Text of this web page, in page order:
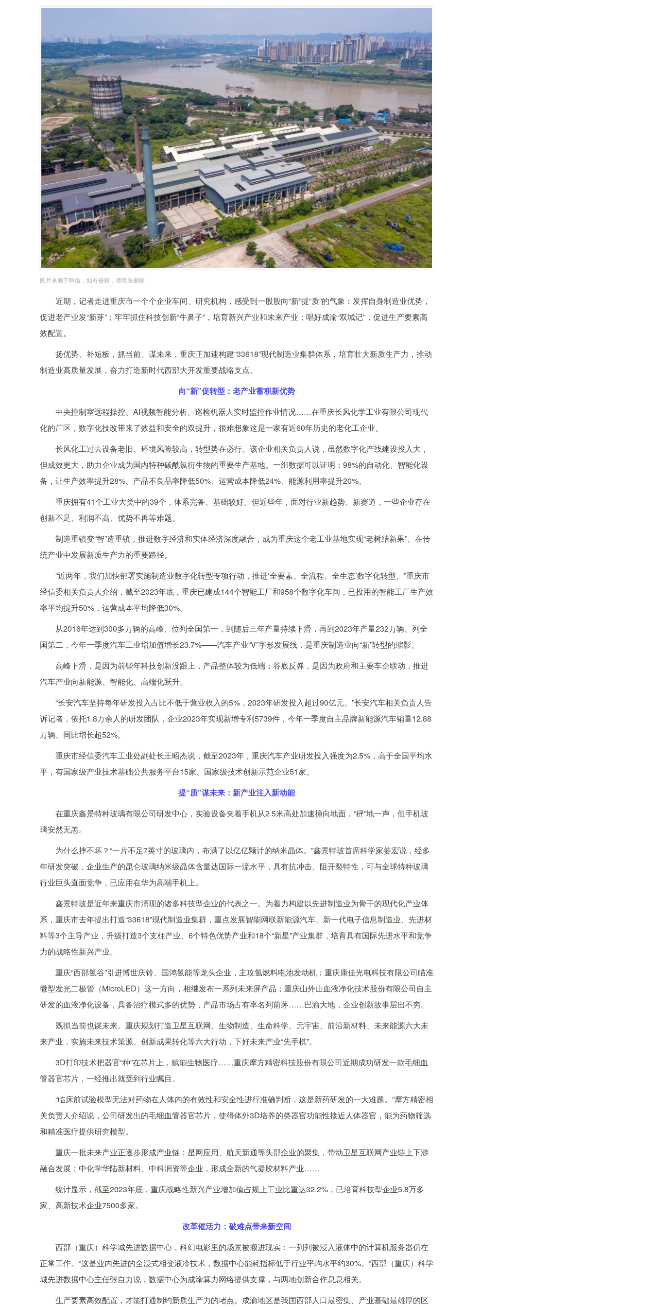
图片来源于网络，如有侵权，请联系删除
近期，记者走进重庆市一个个企业车间、研究机构，感受到一股股向“新”提“质”的气象：发挥自身制造业优势，
促进老产业发“新芽”；牢牢抓住科技创新“牛鼻子”，培育新兴产业和未来产业；唱好成渝“双城记”，促进生产要素高
效配置。
扬优势、补短板，抓当前、谋未来，重庆正加速构建“33618”现代制造业集群体系，培育壮大新质生产力，推动
制造业高质量发展，奋力打造新时代西部大开发重要战略支点。
向“新”促转型：老产业蓄积新优势
中央控制室远程操控、AI视频智能分析、巡检机器人实时监控作业情况……在重庆长风化学工业有限公司现代
化的厂区，数字化技改带来了效益和安全的双提升，很难想象这是一家有近60年历史的老化工企业。
长风化工过去设备老旧、环境风险较高，转型势在必行。该企业相关负责人说，虽然数字化产线建设投入大，
但成效更大，助力企业成为国内特种碳酰氯衍生物的重要生产基地。一组数据可以证明：98%的自动化、智能化设
备，让生产效率提升28%、产品不良品率降低50%、运营成本降低24%、能源利用率提升20%。
重庆拥有41个工业大类中的39个，体系完备、基础较好。但近些年，面对行业新趋势、新赛道，一些企业存在
创新不足、利润不高、优势不再等难题。
制造重镇变“智”造重镇，推进数字经济和实体经济深度融合，成为重庆这个老工业基地实现“老树结新果”、在传
统产业中发展新质生产力的重要路径。
“近两年，我们加快部署实施制造业数字化转型专项行动，推进‘全要素、全流程、全生态’数字化转型。”重庆市
经信委相关负责人介绍，截至2023年底，重庆已建成144个智能工厂和958个数字化车间，已投用的智能工厂生产效
率平均提升50%，运营成本平均降低30%。
从2016年达到300多万辆的高峰、位列全国第一，到随后三年产量持续下滑，再到2023年产量232万辆、列全
国第二，今年一季度汽车工业增加值增长23.7%——汽车产业“V”字形发展线，是重庆制造业向“新”转型的缩影。
高峰下滑，是因为前些年科技创新没跟上，产品整体较为低端；谷底反弹，是因为政府和主要车企联动，推进
汽车产业向新能源、智能化、高端化跃升。
“长安汽车坚持每年研发投入占比不低于营业收入的5%，2023年研发投入超过90亿元。”长安汽车相关负责人告
诉记者，依托1.8万余人的研发团队，企业2023年实现新增专利5739件，今年一季度自主品牌新能源汽车销量12.88
万辆、同比增长超52%。
重庆市经信委汽车工业处副处长王昭杰说，截至2023年，重庆汽车产业研发投入强度为2.5%，高于全国平均水
平，有国家级产业技术基础公共服务平台15家、国家级技术创新示范企业51家。
提“质”谋未来：新产业注入新动能
在重庆鑫景特种玻璃有限公司研发中心，实验设备夹着手机从2.5米高处加速撞向地面，“砰”地一声，但手机玻
璃安然无恙。
为什么摔不坏？“一片不足7英寸的玻璃内，布满了以亿亿颗计的纳米晶体。”鑫景特玻首席科学家姜宏说，经多
年研发突破，企业生产的昆仑玻璃纳米级晶体含量达国际一流水平，具有抗冲击、阻开裂特性，可与全球特种玻璃
行业巨头直面竞争，已应用在华为高端手机上。
鑫景特玻是近年来重庆市涌现的诸多科技型企业的代表之一。为着力构建以先进制造业为骨干的现代化产业体
系，重庆市去年提出打造“33618”现代制造业集群，重点发展智能网联新能源汽车、新一代电子信息制造业、先进材
料等3个主导产业，升级打造3个支柱产业、6个特色优势产业和18个“新星”产业集群，培育具有国际先进水平和竞争
力的战略性新兴产业。
重庆“西部氢谷”引进博世庆铃、国鸿氢能等龙头企业，主攻氢燃料电池发动机；重庆康佳光电科技有限公司瞄准
微型发光二极管（MicroLED）这一方向，相继发布一系列未来屏产品；重庆山外山血液净化技术股份有限公司自主
研发的血液净化设备，具备治疗模式多的优势，产品市场占有率名列前茅……巴渝大地，企业创新故事层出不穷。
既抓当前也谋未来。重庆规划打造卫星互联网、生物制造、生命科学、元宇宙、前沿新材料、未来能源六大未
来产业，实施未来技术策源、创新成果转化等六大行动，下好未来产业“先手棋”。
3D打印技术把器官“种”在芯片上，赋能生物医疗……重庆摩方精密科技股份有限公司近期成功研发一款毛细血
管器官芯片，一经推出就受到行业瞩目。
“临床前试验模型无法对药物在人体内的有效性和安全性进行准确判断，这是新药研发的一大难题。”摩方精密相
关负责人介绍说，公司研发出的毛细血管器官芯片，使得体外3D培养的类器官功能性接近人体器官，能为药物筛选
和精准医疗提供研究模型。
重庆一批未来产业正逐步形成产业链：星网应用、航天新通等头部企业的聚集，带动卫星互联网产业链上下游
融合发展；中化学华陆新材料、中科润资等企业，形成全新的气凝胶材料产业……
统计显示，截至2023年底，重庆战略性新兴产业增加值占规上工业比重达32.2%，已培育科技型企业5.8万多
家、高新技术企业7500多家。
改革催活力：破难点带来新空间
西部（重庆）科学城先进数据中心，科幻电影里的场景被搬进现实：一列列被浸入液体中的计算机服务器仍在
正常工作。“这是业内先进的全浸式相变液冷技术，数据中心能耗指标低于行业平均水平约30%。”西部（重庆）科学
城先进数据中心主任张自力说，数据中心为成渝算力网络提供支撑，与两地创新合作息息相关。
生产要素高效配置，才能打通制约新质生产力的堵点。成渝地区是我国西部人口最密集、产业基础最雄厚的区